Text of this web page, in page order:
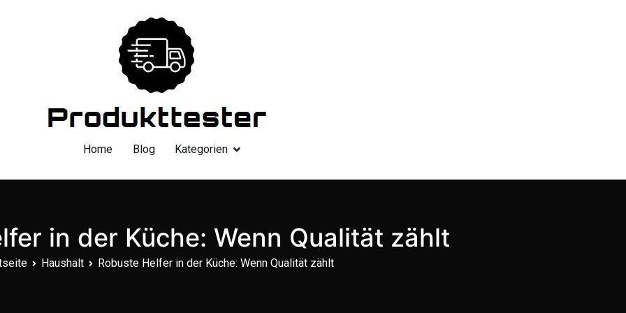
Home Blog Kategorien
in der Küche: Wenn Qualität zählt
Haushalt Robuste Helfer in der Küche: Wenn Qualität zählt